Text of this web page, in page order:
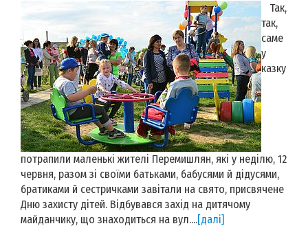
Так,
так,
саме
у
казку
потрапили маленькі жителі Перемишлян, які у неділю, 12
червня, разом зі своїми батьками, бабусями й дідусями,
братиками й сестричками завітали на свято, присвячене
Дню захисту дітей. Відбувався захід на дитячому
майданчику, що знаходиться на вул....[далі]